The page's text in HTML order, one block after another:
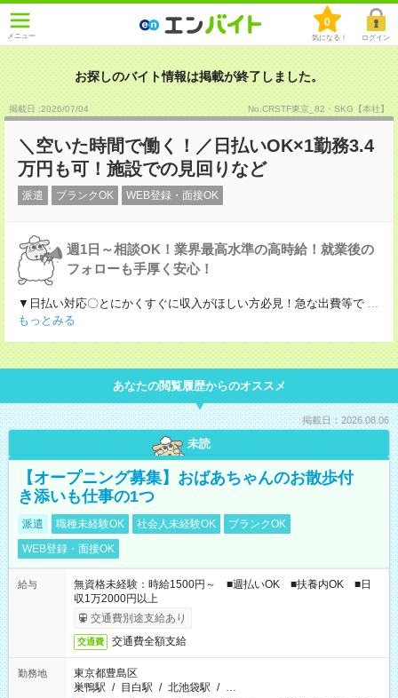
メニュー
0
気になる！ ログイン
お探しのバイト情報は掲載が終了しました。
掲載日 :2026/07/04 No.CRSTF東京_82・SKG【本社】
＼空いた時間で働く！／日払いOK×1勤務3.4
万円も可！施設での見回りなど
派遣 ブランクOK WEB登録・面接OK
週1日～相談OK！業界最高水準の高時給！就業後の
フォローも手厚く安心！
▼日払い対応〇とにかくすぐに収入がほしい方必見！急な出費等で ...
もっとみる
あなたの閲覧履歴からのオススメ
掲載日：2026.08.06
未読
【オープニング募集】おばあちゃんのお散歩付
き添いも仕事の1つ
派遣 職種未経験OK 社会人未経験OK
ブランクOK
WEB登録・面接OK
給与
無資格未経験：時給1500円～ ■週払いOK ■扶養内OK ■日
収1万2000円以上
交通費別途支給あり
交通費 交通費全額支給
勤務地
東京都豊島区
巣鴨駅 / 目白駅 / 北池袋駅 / …